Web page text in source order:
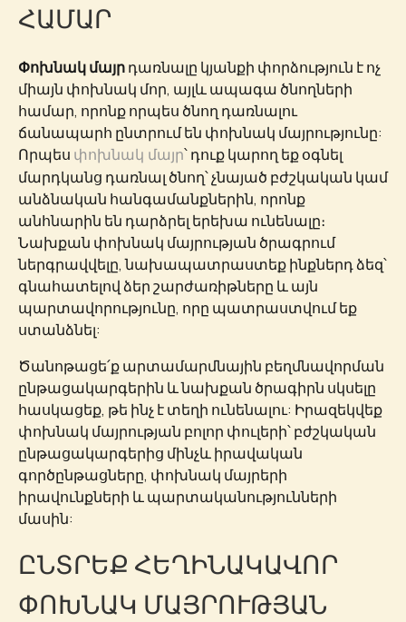
ԱՄԱՐ
Փոխնակ մայրդառնալը կյանքի փորձություն է ոչ
միայն փոխնակ մոր, այլև ապագա ծնողների
համար, որոնք որպես ծնող դառնալու
ճանապարհ ընտրում են փոխնակ մայրությունը:
Որպես փոխնակ մայր՝ դուք կարող եք օգնել
մարդկանց դառնալ ծնող՝ չնայած բժշկական կամ
անձնական հանգամանքներին, որոնք
անհնարին են դարձրել երեխա ունենալը։
Նախքան փոխնակ մայրության ծրագրում
ներգրավվելը, նախապատրաստեք ինքներդ ձեզ՝
գնահատելով ձեր շարժառիթները և այն
պարտավորությունը, որը պատրաստվում եք
ստանձնել:
Ծանոթացե՛ք արտամարմնային բեղմնավորման
ընթացակարգերին և նախքան ծրագիրն սկսելը
հասկացեք, թե ինչ է տեղի ունենալու: Իրազեկվեք
փոխնակ մայրության բոլոր փուլերի՝ բժշկական
ընթացակարգերից մինչև իրավական
գործընթացները, փոխնակ մայրերի
իրավունքների և պարտականությունների
մասին:
ԸՆՏՐԵՔ ՀԵՂԻՆԱԿԱՎՈՐ
ՓՈԽՆԱԿ ՄԱՅՐՈՒԹՅԱՆ